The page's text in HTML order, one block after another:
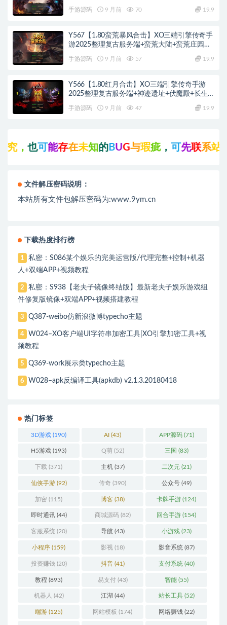
手游源码 9 月前 70 19.9
Y567【1.80蛮荒暴风合击】XO三端引擎传奇手
游2025整理复古服务端+蛮荒大陆+蛮荒庄园
手游源码 9 月前 57 19.9
Y566【1.80红月合击】XO三端引擎传奇手游
2025整理复古服务端+神迹遗址+伏魔殿+长生
手游源码 9 月前 47 19.9
也 可能存在未知的BUG与瑕疵，可 先 联系站长咨
文件解压密码说明：
本站所有文件包解压密码为:www.9ym.cn
下载热度排行榜
1
私密：S086某个娱乐的完美运营版/代理完整+控制+机器
人+双端APP+视频教程
2
私密：S938【老夫子镜像终结版】最新老夫子娱乐游戏组
件修复版镜像+双端APP+视频搭建教程
3 Q387-weibo仿新浪微博typecho主题
4
W024–XO客户端UI字符串加密工具|XO引擎加密工具+视
频教程
5 Q369-work展示类typecho主题
6 W028–apk反编译工具(apkdb) v2.1.3.20180418
热门标签
3D游戏 (190) AI (43) APP源码(71)
H5游戏 (193) Q萌 (52) 三国 (83)
下载 (371) 主机(37) 二次元(21)
仙侠手游(92) 传奇 (390) 公众号(49)
加密 (115) 博客(38) 卡牌手游 (124)
即时通讯(44) 商城源码(82) 回合手游 (154)
客服系统 (20) 导航(43) 小游戏(23)
小程序 (159) 影视(18) 影音系统 (87)
投资赚钱 (20) 抖音(41) 支付系统 (40)
教程 (893) 易支付(43) 智能(55)
机器人 (42) 江湖 (44) 站长工具(52)
端游 (125) 网站模板 (174) 网络赚钱(22)